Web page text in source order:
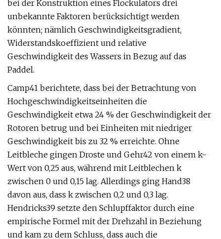
bei der Konstruktion eines Flockulators drei
unbekannte Faktoren berücksichtigt werden
könnten; nämlich Geschwindigkeitsgradient,
Widerstandskoeffizient und relative
Geschwindigkeit des Wassers in Bezug auf das
Paddel.
Camp41 berichtete, dass bei der Betrachtung von
Hochgeschwindigkeitseinheiten die
Geschwindigkeit etwa 24 % der Geschwindigkeit der
Rotoren betrug und bei Einheiten mit niedriger
Geschwindigkeit bis zu 32 % erreichte. Ohne
Leitbleche gingen Droste und Gehr42 von einem k-
Wert von 0,25 aus, während mit Leitblechen k
zwischen 0 und 0,15 lag. Allerdings ging Hand38
davon aus, dass k zwischen 0,2 und 0,3 lag.
Hendricks39 setzte den Schlupffaktor durch eine
empirische Formel mit der Drehzahl in Beziehung
und kam zu dem Schluss, dass auch die